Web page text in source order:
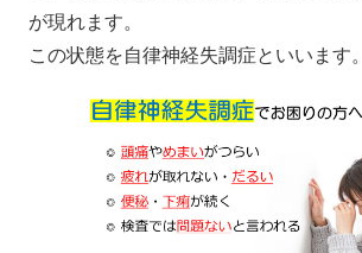
が現れます。
この状態を自律神経失調症といいます。